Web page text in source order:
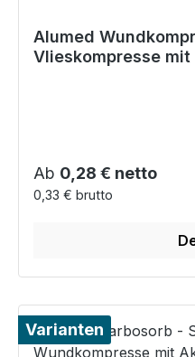
Alumed
Vlieskompresse
Regulärer Preis:
Ab 0,28 € netto
0,33 € brutto
Varianten